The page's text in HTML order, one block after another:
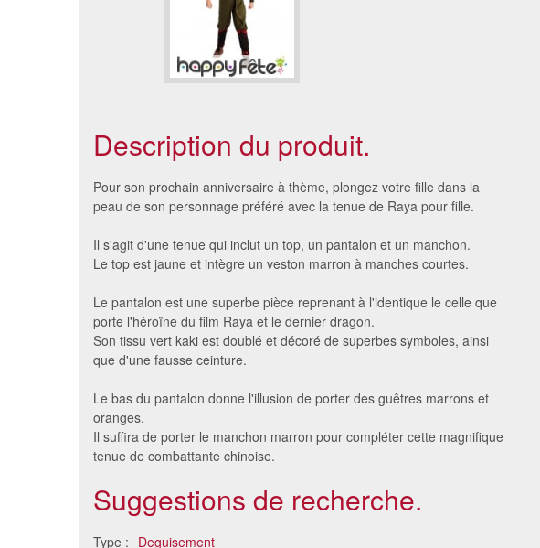
Description du produit.
Pour son prochain anniversaire à thème, plongez votre fille dans la
peau de son personnage préféré avec la tenue de Raya pour fille.
Il s'agit d'une tenue qui inclut un top, un pantalon et un manchon.
Le top est jaune et intègre un veston marron à manches courtes.
Le pantalon est une superbe pièce reprenant à l'identique le celle que
porte l'héroïne du film Raya et le dernier dragon.
Son tissu vert kaki est doublé et décoré de superbes symboles, ainsi
que d'une fausse ceinture.
Le bas du pantalon donne l'illusion de porter des guêtres marrons et
oranges.
Il suffira de porter le manchon marron pour compléter cette magnifique
tenue de combattante chinoise.
Suggestions de recherche.
Type : Deguisement
enfant
petite fille